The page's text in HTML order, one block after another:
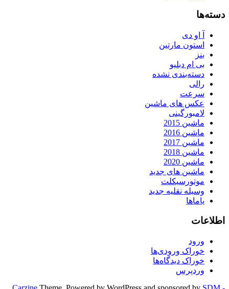
دسته‌ها
آ او دی
استون مارتین
بنز
بی ام دبلیو
دسته‌بندی نشده
رالی
سرعت
عکس های ماشین
لامبورگینی
ماشین 2015
ماشین 2016
ماشین 2017
ماشین 2018
ماشین 2020
ماشین های جدید
موتورسیکلت
وسیله نقلیه جدید
یاماها
اطلاعات
ورود
خوراک ورودی‌ها
خوراک دیدگاه‌ها
وردپرس